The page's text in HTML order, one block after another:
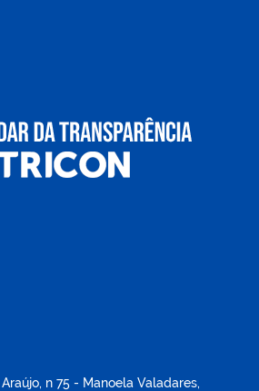
n 75 - Manoela Valadares,